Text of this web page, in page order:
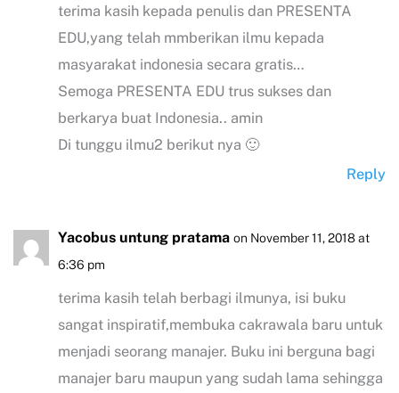
terima kasih kepada penulis dan PRESENTA
EDU,yang telah mmberikan ilmu kepada
masyarakat indonesia secara gratis…
Semoga PRESENTA EDU trus sukses dan
berkarya buat Indonesia.. amin
Di tunggu ilmu2 berikut nya 🙂
Reply
Yacobus untung pratama on November 11, 2018 at
6:36 pm
terima kasih telah berbagi ilmunya, isi buku
sangat inspiratif,membuka cakrawala baru untuk
menjadi seorang manajer. Buku ini berguna bagi
manajer baru maupun yang sudah lama sehingga